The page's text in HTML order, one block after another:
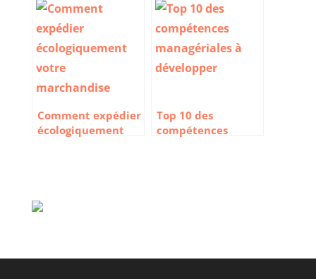
Comment expédier
écologiquement
Top 10 des
compétences